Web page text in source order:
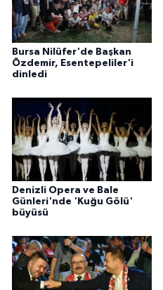
Bursa Nilüfer'de Başkan
Özdemir, Esentepeliler'i
dinledi
Denizli Opera ve Bale
Günleri'nde 'Kuğu Gölü'
büyüsü